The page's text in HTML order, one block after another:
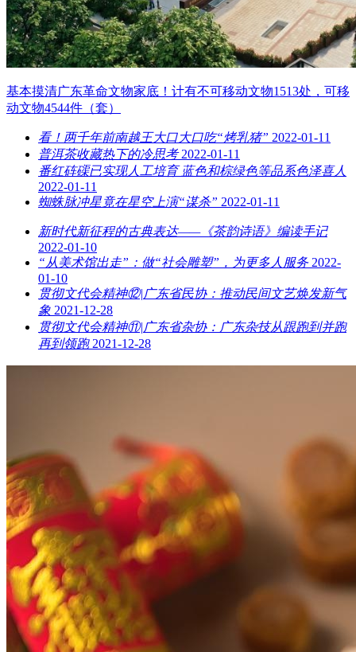
基本摸清广东革命文物家底！计有不可移动文物1513处，可移
动文物4544件（套）
看！两千年前南越王大口大口吃“烤乳猪” 2022-01-11
普洱茶收藏热下的冷思考 2022-01-11
番红砗磲已实现人工培育 蓝色和棕绿色等品系色泽喜人
2022-01-11
蜘蛛脉冲星竟在星空上演“谋杀” 2022-01-11
新时代新征程的古典表达——《茶韵诗语》编读手记
2022-01-10
“从美术馆出走”：做“社会雕塑”，为更多人服务 2022-
01-10
贯彻文代会精神⑫|广东省民协：推动民间文艺焕发新气
象 2021-12-28
贯彻文代会精神⑪|广东省杂协：广东杂技从跟跑到并跑
再到领跑 2021-12-28